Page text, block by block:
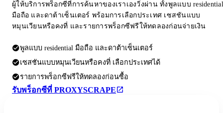
ผู้ให้บริการพร็อกซีที่การค้นหาของเราเองวิ่งผ่าน ทั้งพูลแบบ residential
มือถือ และดาต้าเซ็นเตอร์ พร้อมการเลือกประเทศ เซสชันแบบ
หมุนเวียนหรือคงที่ และรายการพร็อกซีฟรีให้ทดลองก่อนจ่ายเงิน
พูลแบบ residential มือถือ และดาต้าเซ็นเตอร์
เซสชันแบบหมุนเวียนหรือคงที่ เลือกประเทศได้
รายการพร็อกซีฟรีให้ทดลองก่อนซื้อ
รับพร็อกซีที่ PROXYSCRAPE